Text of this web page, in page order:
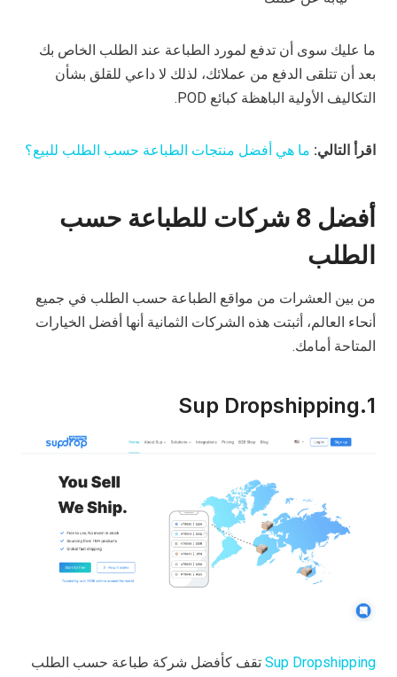
ما عليك سوى أن تدفع لمورد الطباعة عند الطلب الخاص بك
بعد أن تتلقى الدفع من عملائك، لذلك لا داعي للقلق بشأن
التكاليف الأولية الباهظة كبائع POD.
اقرأ التالي: ما هي أفضل منتجات الطباعة حسب الطلب للبيع؟
أفضل 8 شركات للطباعة حسب
الطلب
من بين العشرات من مواقع الطباعة حسب الطلب في جميع
أنحاء العالم، أثبتت هذه الشركات الثمانية أنها أفضل الخيارات
المتاحة أمامك.
1.Sup Dropshipping
Sup Dropshipping تقف كأفضل شركة طباعة حسب الطلب